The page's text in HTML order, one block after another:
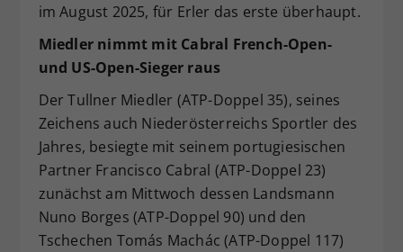
im August 2025, für Erler das erste überhaupt.
Miedler nimmt mit Cabral French-Open-
und US-Open-Sieger raus
Der Tullner Miedler (ATP-Doppel 35), seines
Zeichens auch Niederösterreichs Sportler des
Jahres, besiegte mit seinem portugiesischen
Partner Francisco Cabral (ATP-Doppel 23)
zunächst am Mittwoch dessen Landsmann
Nuno Borges (ATP-Doppel 90) und den
Tschechen Tomás Machác (ATP-Doppel 117)